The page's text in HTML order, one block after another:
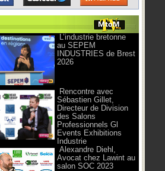
L’industrie bretonne
au SEPEM
INDUSTRIES de Brest
2026
Rencontre avec
Sébastien Gillet,
Directeur de Division
des Salons
Professionnels Gl
Events Exhibitions
Industrie
Alexandre Diehl,
Avocat chez Lawint au
salon SOC 2023